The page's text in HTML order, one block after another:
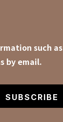
such as
by email.
SUBSCRIBE